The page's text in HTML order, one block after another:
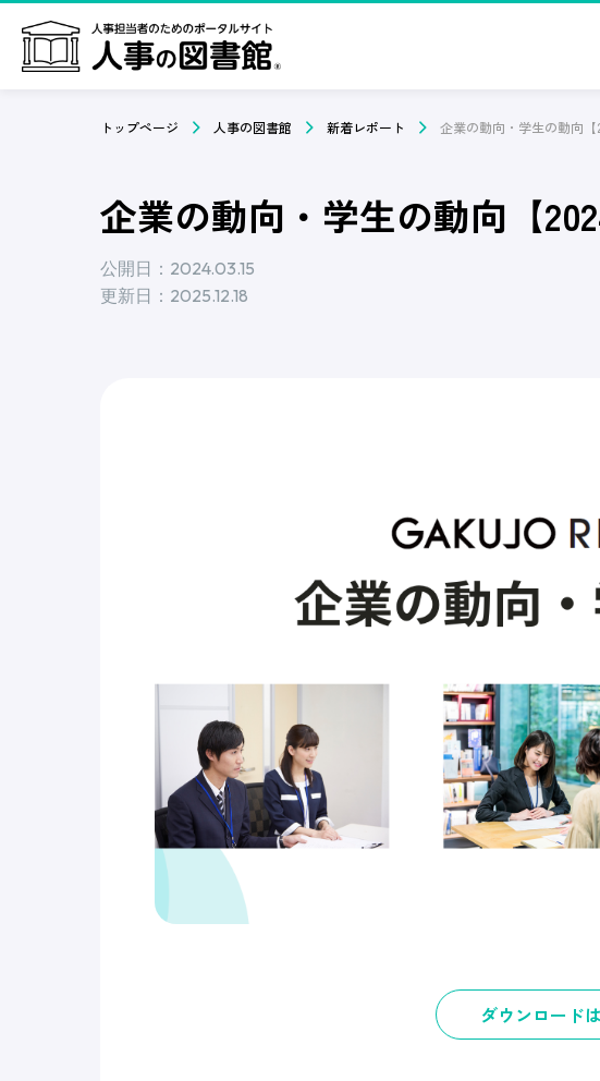
トップページ 人事の図書館 新着レポート
企業の動向・学生の動向【
公開日：2024.03.15
更新日：2025.12.18
ダウンロード